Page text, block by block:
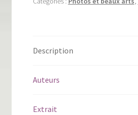
Description
Auteurs
Extrait